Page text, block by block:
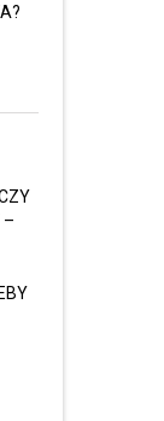
–